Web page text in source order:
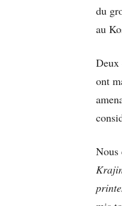
du
au
Deux
ont
Nous